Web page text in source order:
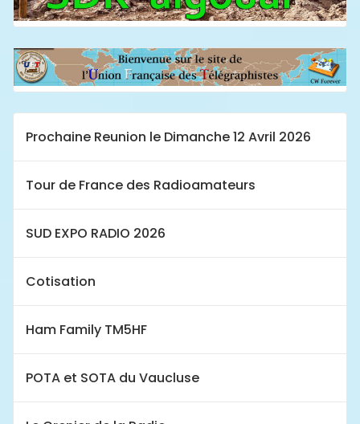
Prochaine Reunion le Dimanche 12 Avril 2026
Tour de France des Radioamateurs
SUD EXPO RADIO 2026
Cotisation
Ham Family TM5HF
POTA et SOTA du Vaucluse